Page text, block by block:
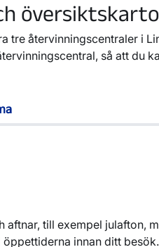
tre återvinningscentraler i
så att du
aftnar, till exempel julafton,
innan ditt besök.